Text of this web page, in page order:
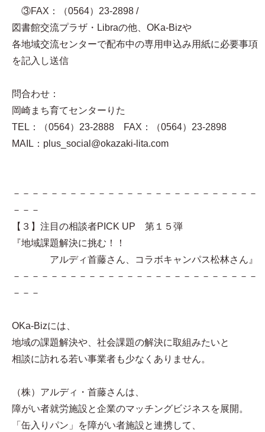
③FAX：（0564）23-2898 /
図書館交流プラザ・Libraの他、OKa-Bizや
各地域交流センターで配布中の専用申込み用紙に必要事項
を記入し送信
問合わせ：
岡崎まち育てセンターりた
TEL：（0564）23-2888 FAX：（0564）23-2898
MAIL：plus_social@okazaki-lita.com
－－－－－－－－－－－－－－－－－－－－－－－－－－
－－－
【３】注目の相談者PICK UP 第１５弾
『地域課題解決に挑む！！
アルディ首藤さん、コラボキャンパス松林さん』
－－－－－－－－－－－－－－－－－－－－－－－－－－
－－－
OKa-Bizには、
地域の課題解決や、社会課題の解決に取組みたいと
相談に訪れる若い事業者も少なくありません。
（株）アルディ・首藤さんは、
障がい者就労施設と企業のマッチングビジネスを展開。
「缶入りパン」を障がい者施設と連携して、